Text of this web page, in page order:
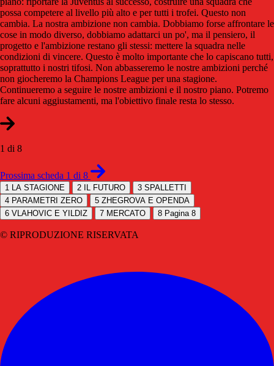
possa competere al livello più alto e per tutti i trofei. Questo non
cambia. La nostra ambizione non cambia. Dobbiamo forse affrontare le
cose in modo diverso, dobbiamo adattarci un po', ma il pensiero, il
progetto e l'ambizione restano gli stessi: mettere la squadra nelle
condizioni di vincere. Questo è molto importante che lo capiscano tutti,
soprattutto i nostri tifosi. Non abbasseremo le nostre ambizioni perché
non giocheremo la Champions League per una stagione.
Continueremo a seguire le nostre ambizioni e il nostro piano. Potremo
fare alcuni aggiustamenti, ma l'obiettivo finale resta lo stesso.
1 di 8
Prossima scheda 1 di 8
1 LA STAGIONE 2 IL FUTURO 3 SPALLETTI
4 PARAMETRI ZERO 5 ZHEGROVA E OPENDA
6 VLAHOVIC E YILDIZ 7 MERCATO 8 Pagina 8
© RIPRODUZIONE RISERVATA